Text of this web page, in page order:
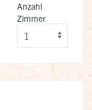
Anzahl
Zimmer